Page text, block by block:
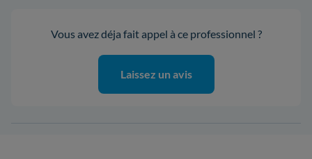
Vous avez déja fait appel à ce professionnel ?
Laissez un avis